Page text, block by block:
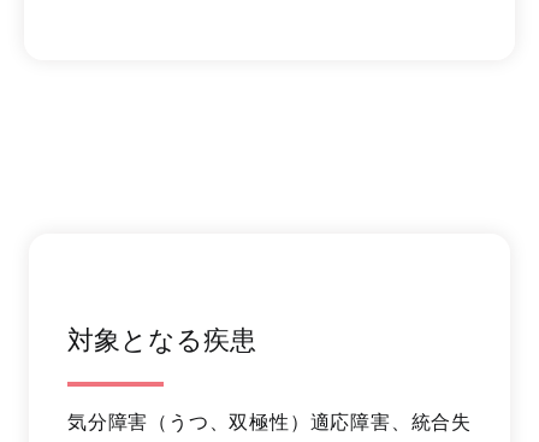
対象となる疾患
気分障害（うつ、双極性）適応障害、統合失